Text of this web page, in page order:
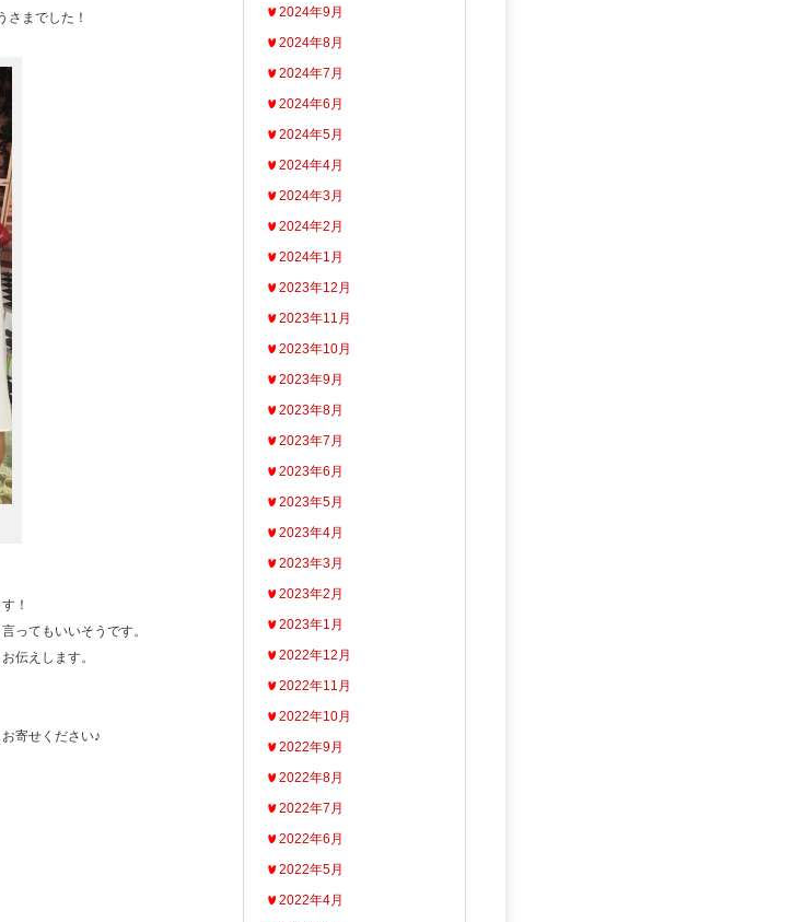
さまでした！
！
ってもいいそうです。
伝えします。
寄せください♪
2024年9月
2024年8月
2024年7月
2024年6月
2024年5月
2024年4月
2024年3月
2024年2月
2024年1月
2023年12月
2023年11月
2023年10月
2023年9月
2023年8月
2023年7月
2023年6月
2023年5月
2023年4月
2023年3月
2023年2月
2023年1月
2022年12月
2022年11月
2022年10月
2022年9月
2022年8月
2022年7月
2022年6月
2022年5月
2022年4月